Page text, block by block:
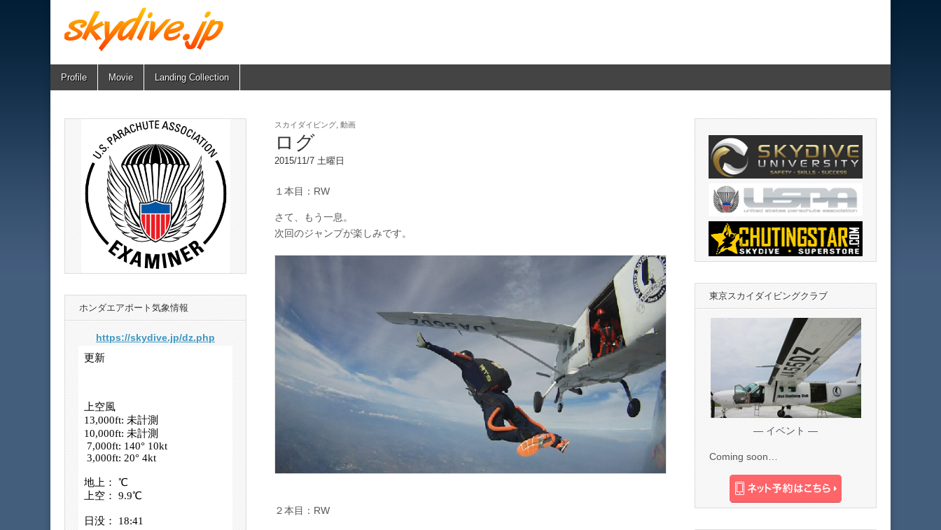
skydive.jp
Main
menu
Skip
Profile Movie Landing Collection
スカイダイビング 動画
ログ
2015/11/7 土曜日
１本目：RW
さて、もう一息。
次回のジャンプが楽しみです。
２本目：RW
ホンダエアポート気象情報
https://skydive.jp/dz.php
東京スカイダイビングクラブ
— イベント —
Coming soon…